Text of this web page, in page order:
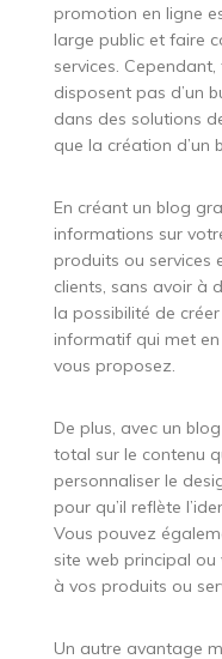
promotion en ligne
large public et faire
services.
disposent pas d’un
dans des solutions
que la création d’un
En créant un blog
informations sur
produits ou services
clients, sans avoir à
la possibilité de
informatif qui met
vous proposez.
De plus, avec un
total sur le contenu
personnaliser le
pour qu’il reflète
Vous pouvez
site web principal ou
à vos produits ou
Un autre avantage